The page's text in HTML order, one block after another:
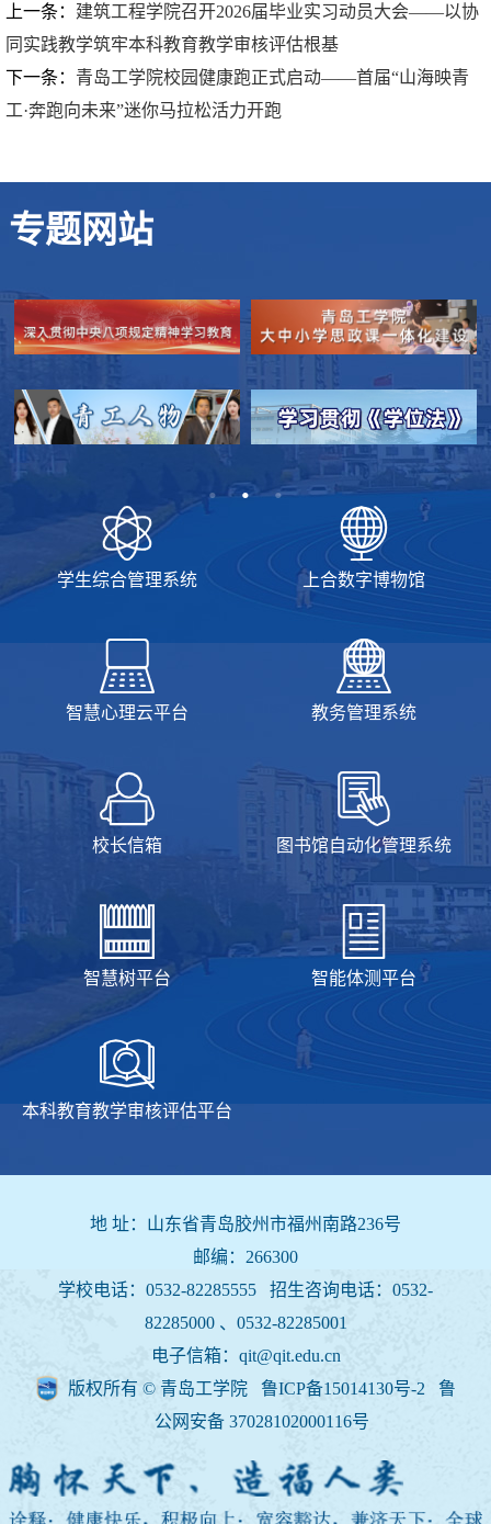
上一条： 建筑工程学院召开2026届毕业实习动员大会——以协
同实践教学筑牢本科教育教学审核评估根基
下一条： 青岛工学院校园健康跑正式启动——首届“山海映青
工·奔跑向未来”迷你马拉松活力开跑
专题网站
学生综合管理系统 上合数字博物馆
智慧心理云平台 教务管理系统
校长信箱 图书馆自动化管理系统
智慧树平台 智能体测平台
本科教育教学审核评估平台
地 址：山东省青岛胶州市福州南路236号
邮编：266300
学校电话：0532-82285555 招生咨询电话： 0532-
82285000 、0532-82285001
电子信箱：qit@qit.edu.cn
版权所有 © 青岛工学院 鲁ICP备15014130号-2
鲁
公网安备 37028102000116号